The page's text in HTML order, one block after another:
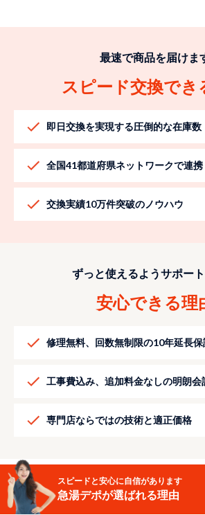
最速で商品を届けま
スピード交換でき
即日交換を実現する圧倒的な在庫数
全国41都道府県ネットワークで連携
交換実績10万件突破のノウハウ
ずっと使えるようサポー
安心できる理
修理無料、回数無制限の10年延長保
工事費込み、追加料金なしの明朗会
専門店ならではの技術と適正価格
スピードと安心に自信があります
急湯デポが選ばれる理由